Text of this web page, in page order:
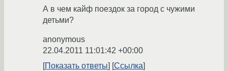
А в чем кайф поездок за город с чужими
детьми?
anonymous
22.04.2011 11:01:42 +00:00
Показать ответы
Ссылка